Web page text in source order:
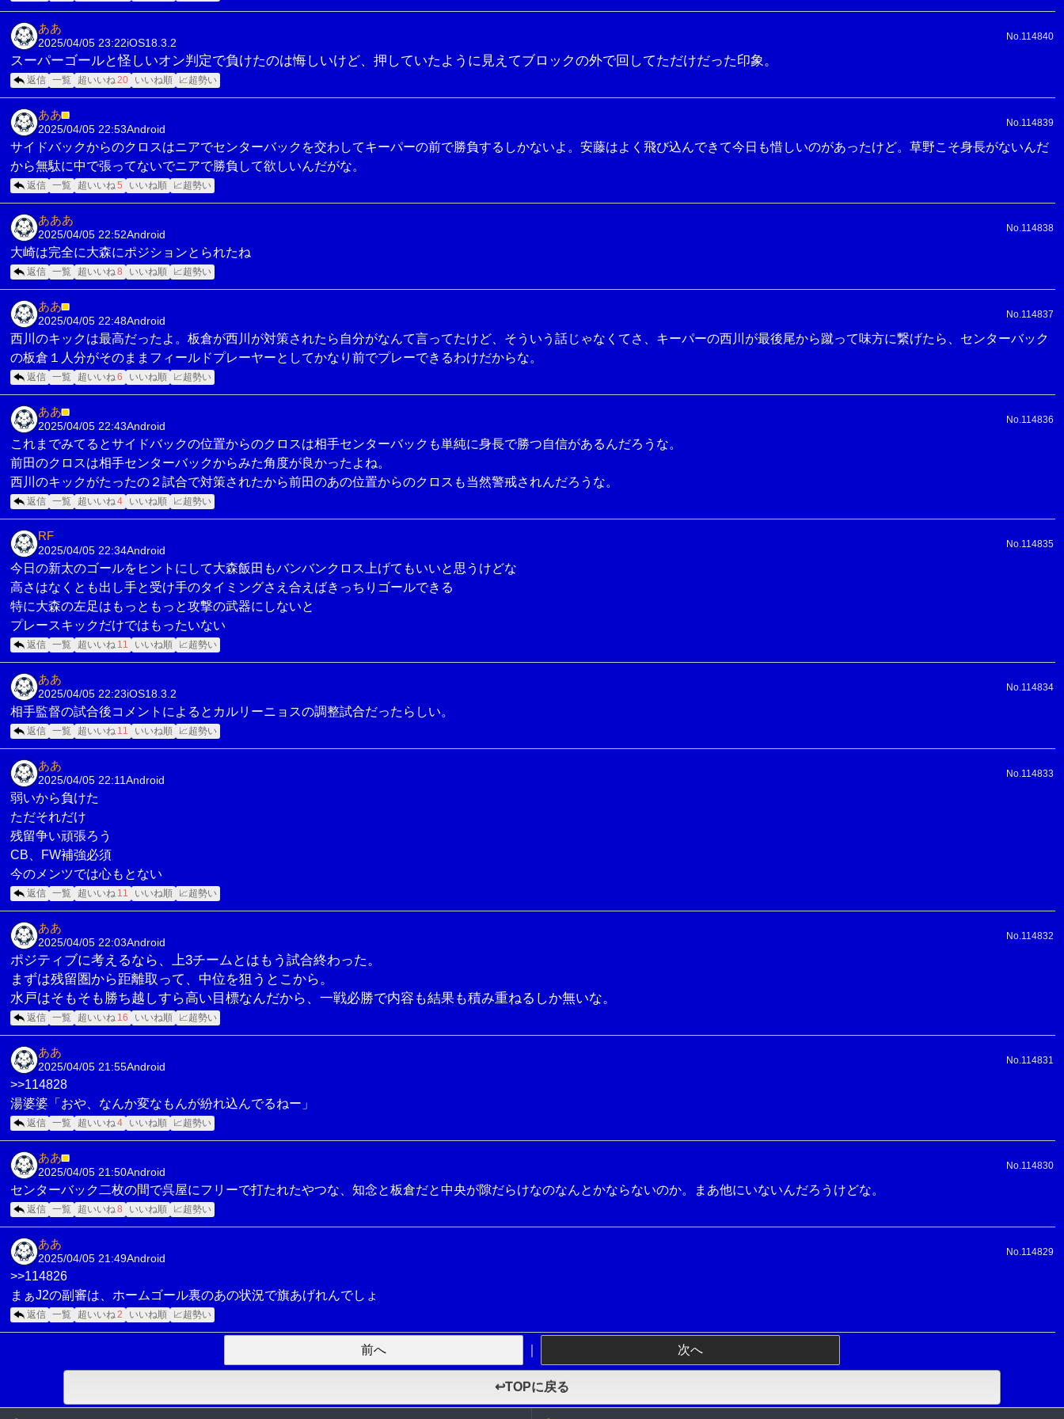
ああ
2025/04/05 23:22iOS18.3.2
No.114840
スーパーゴールと怪しいオン判定で負けたのは悔しいけど、押していたように見えてブロックの外で回してただけだった印象。
返信 一覧 超いいね 20 いいね順 📈超勢い
ああ■
2025/04/05 22:53Android
No.114839
サイドバックからのクロスはニアでセンターバックを交わしてキーパーの前で勝負するしかないよ。安藤はよく飛び込んできて今日も惜しいのがあったけど。草野こそ身長がないんだ
から無駄に中で張ってないでニアで勝負して欲しいんだがな。
返信 一覧 超いいね 5 いいね順 📈超勢い
あああ
2025/04/05 22:52Android
No.114838
大崎は完全に大森にポジションとられたね
返信 一覧 超いいね 8 いいね順 📈超勢い
ああ■
2025/04/05 22:48Android
No.114837
西川のキックは最高だったよ。板倉が西川が対策されたら自分がなんて言ってたけど、そういう話じゃなくてさ、キーパーの西川が最後尾から蹴って味方に繋げたら、センターバック
の板倉１人分がそのままフィールドプレーヤーとしてかなり前でプレーできるわけだからな。
返信 一覧 超いいね 6 いいね順 📈超勢い
ああ■
2025/04/05 22:43Android
No.114836
これまでみてるとサイドバックの位置からのクロスは相手センターバックも単純に身長で勝つ自信があるんだろうな。
前田のクロスは相手センターバックからみた角度が良かったよね。
西川のキックがたったの２試合で対策されたから前田のあの位置からのクロスも当然警戒されんだろうな。
返信 一覧 超いいね 4 いいね順 📈超勢い
RF
2025/04/05 22:34Android
No.114835
今日の新太のゴールをヒントにして大森飯田もバンバンクロス上げてもいいと思うけどな
高さはなくとも出し手と受け手のタイミングさえ合えばきっちりゴールできる
特に大森の左足はもっともっと攻撃の武器にしないと
プレースキックだけではもったいない
返信 一覧 超いいね 11 いいね順 📈超勢い
ああ
2025/04/05 22:23iOS18.3.2
No.114834
相手監督の試合後コメントによるとカルリーニョスの調整試合だったらしい。
返信 一覧 超いいね 11 いいね順 📈超勢い
ああ
2025/04/05 22:11Android
No.114833
弱いから負けた
ただそれだけ
残留争い頑張ろう
CB、FW補強必須
今のメンツでは心もとない
返信 一覧 超いいね 11 いいね順 📈超勢い
ああ
2025/04/05 22:03Android
No.114832
ポジティブに考えるなら、上3チームとはもう試合終わった。
まずは残留圏から距離取って、中位を狙うとこから。
水戸はそもそも勝ち越しすら高い目標なんだから、一戦必勝で内容も結果も積み重ねるしか無いな。
返信 一覧 超いいね 16 いいね順 📈超勢い
ああ
2025/04/05 21:55Android
No.114831
>>114828
湯婆婆「おや、なんか変なもんが紛れ込んでるねー」
返信 一覧 超いいね 4 いいね順 📈超勢い
ああ■
2025/04/05 21:50Android
No.114830
センターバック二枚の間で呉屋にフリーで打たれたやつな、知念と板倉だと中央が隙だらけなのなんとかならないのか。まあ他にいないんだろうけどな。
返信 一覧 超いいね 8 いいね順 📈超勢い
ああ
2025/04/05 21:49Android
No.114829
>>114826
まぁJ2の副審は、ホームゴール裏のあの状況で旗あげれんでしょ
返信 一覧 超いいね 2 いいね順 📈超勢い
前へ 次へ
↩TOPに戻る